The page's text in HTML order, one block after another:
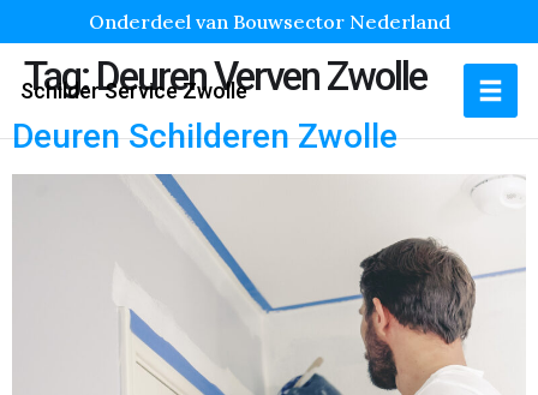
Onderdeel van Bouwsector Nederland
Schilder Service Zwolle
Tag:Deuren Verven Zwolle
Deuren Schilderen Zwolle